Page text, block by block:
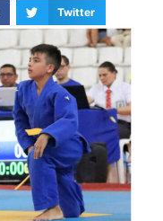
Twitter